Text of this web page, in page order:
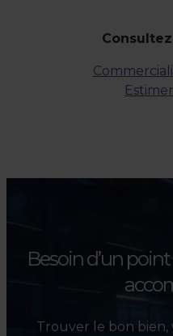
Besoin d’un
Trouver le bon bien,